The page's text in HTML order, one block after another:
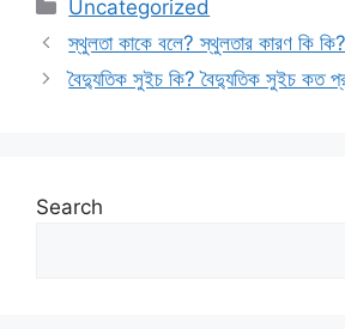
Uncategorized
স্থুলতা কাকে বলে? স্থুলতার কারণ কি কি?
বৈদ্যুতিক সুইচ কি? বৈদ্যুতিক সুইচ কত
Search